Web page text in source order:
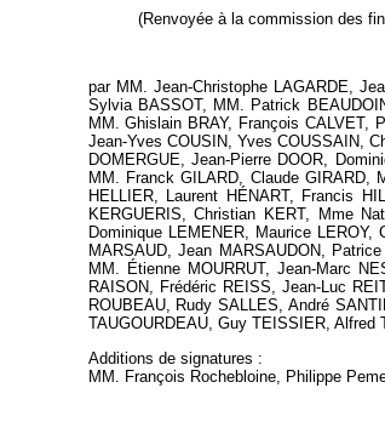
(Renvoyée à la commission des
par MM. Jean-Christophe LAGARDE,
Sylvia BASSOT, MM. Patrick
MM. Ghislain BRAY, François CALVET,
Jean-Yves COUSIN, Yves COUSSAIN,
DOMERGUE, Jean-Pierre DOOR,
MM. Franck GILARD, Claude GIRARD,
HELLIER, Laurent HÉNART, Francis
KERGUERIS, Christian KERT, Mme
Dominique LEMENER, Maurice
MARSAUD, Jean MARSAUDON,
MM. Étienne MOURRUT, Jean-Marc
RAISON, Frédéric REISS, Jean-Luc
ROUBEAU, Rudy SALLES, André
TAUGOURDEAU, Guy TEISSIER,
Additions de signatures :
MM. François Rochebloine, Philippe